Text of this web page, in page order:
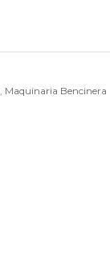
Maquinaria Bencinera